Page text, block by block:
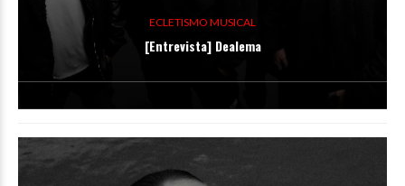
ECLETISMO MUSICAL
[Entrevista] Dealema